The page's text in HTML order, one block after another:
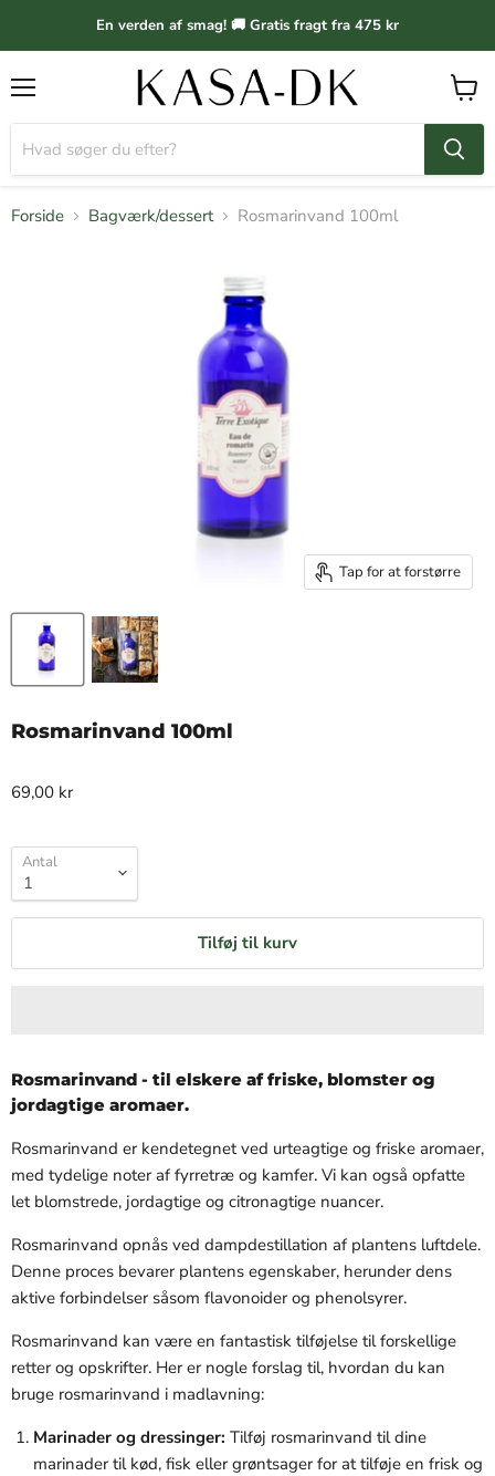
En verden af smag! 🚚 Gratis fragt fra 475 kr
Vis
kurv
Forside Bagværk/dessert Rosmarinvand 100ml
Tap for at forstørre
Rosmarinvand 100ml
69,00 kr
Antal
Tilføj til kurv
Rosmarinvand - til elskere af friske, blomster og
jordagtige aromaer.
Rosmarinvand er kendetegnet ved urteagtige og friske aromaer,
med tydelige noter af fyrretræ og kamfer. Vi kan også opfatte
let blomstrede, jordagtige og citronagtige nuancer.
Rosmarinvand opnås ved dampdestillation af plantens luftdele.
Denne proces bevarer plantens egenskaber, herunder dens
aktive forbindelser såsom flavonoider og phenolsyrer.
Rosmarinvand kan være en fantastisk tilføjelse til forskellige
retter og opskrifter. Her er nogle forslag til, hvordan du kan
bruge rosmarinvand i madlavning:
Marinader og dressinger: Tilføj rosmarinvand til dine
marinader til kød, fisk eller grøntsager for at tilføje en frisk og